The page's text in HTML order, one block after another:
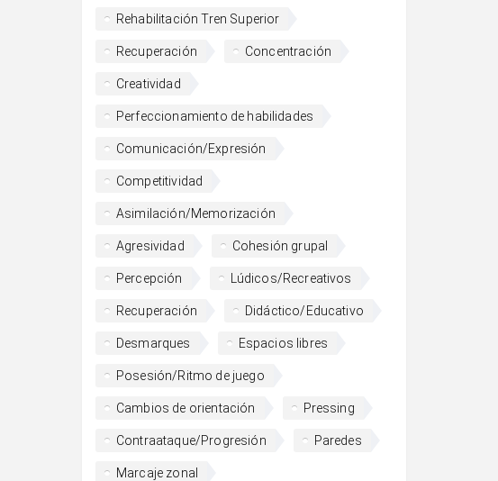
Rehabilitación Tren Superior
Recuperación Concentración
Creatividad
Perfeccionamiento de habilidades
Comunicación/Expresión
Competitividad
Asimilación/Memorización
Agresividad Cohesión grupal
Percepción Lúdicos/Recreativos
Recuperación Didáctico/Educativo
Desmarques Espacios libres
Posesión/Ritmo de juego
Cambios de orientación Pressing
Contraataque/Progresión Paredes
Marcaje zonal